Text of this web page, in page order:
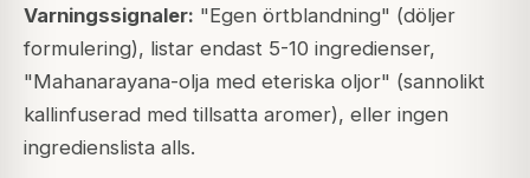
Varningssignaler: "Egen örtblandning" (döljer
formulering), listar endast 5-10 ingredienser,
"Mahanarayana-olja med eteriska oljor" (sannolikt
kallinfuserad med tillsatta aromer), eller ingen
ingredienslista alls.